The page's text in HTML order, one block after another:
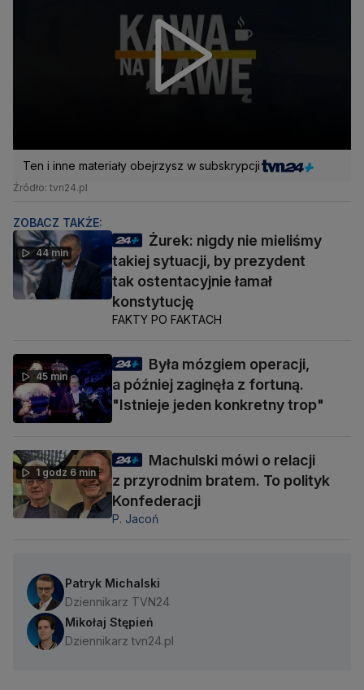
Ten i inne materiały obejrzysz w subskrypcji
Źródło: tvn24.pl
ZOBACZ TAKŻE:
44 min
Żurek: nigdy nie mieliśmy
takiej sytuacji, by prezydent
tak ostentacyjnie łamał
konstytucję
FAKTY PO FAKTACH
45 min
Była mózgiem operacji,
a później zaginęła z fortuną.
"Istnieje jeden konkretny trop"
1 godz 6 min
Machulski mówi o relacji
z przyrodnim bratem. To polityk
Konfederacji
P. Jacoń
Patryk Michalski
Dziennikarz TVN24
Mikołaj Stępień
Dziennikarz tvn24.pl